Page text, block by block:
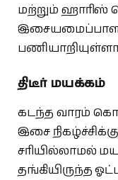
மற்றும் ஹாரிஸ்
திடீர் மயக்கம்
கடந்த வாரம்
இசை
சரியில்லாமல்
தங்கியிருந்த